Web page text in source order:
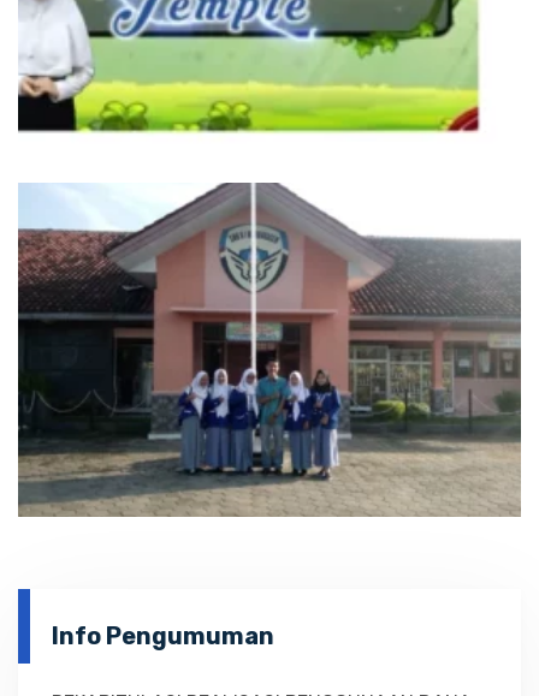
Info Pengumuman